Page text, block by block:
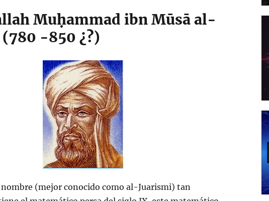
Muḥammad ibn Mūsā al-
-850 ¿?)
nombre (mejor conocido como al-Juarismi) tan